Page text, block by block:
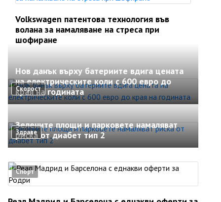
Volkswagen патентова технология във
волана за намаляване на стреса при
шофиране
Скорост
Нов данък върху батериите вдига цената
на електрическите коли с 600 евро до
края на годината
Здраве
Зелените площи и парковете намаляват
риска от диабет тип 2
Спорт